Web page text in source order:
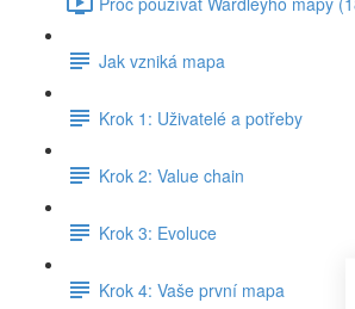
Jak vzniká mapa
Krok 1: Uživatelé a potřeby
Krok 2: Value chain
Krok 3: Evoluce
Krok 4: Vaše první mapa